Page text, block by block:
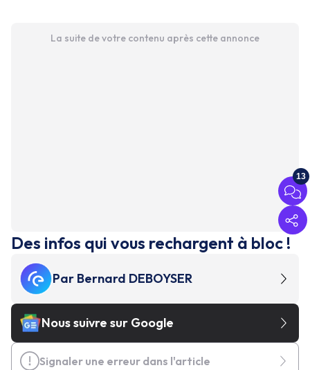
La suite de votre contenu après cette annonce
13
Des infos qui vous rechargent à bloc !
Par Bernard DEBOYSER
Nous suivre sur Google
Signaler une erreur dans l'article